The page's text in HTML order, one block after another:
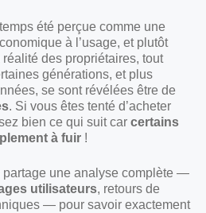
été perçue comme une
à l’usage, et plutôt
des propriétaires, tout
générations, et plus
se sont révélées être de
. Si vous êtes tenté d’acheter
bien ce qui suit car certains
à fuir !
partage une analyse complète —
utilisateurs, retours de
— pour savoir exactement